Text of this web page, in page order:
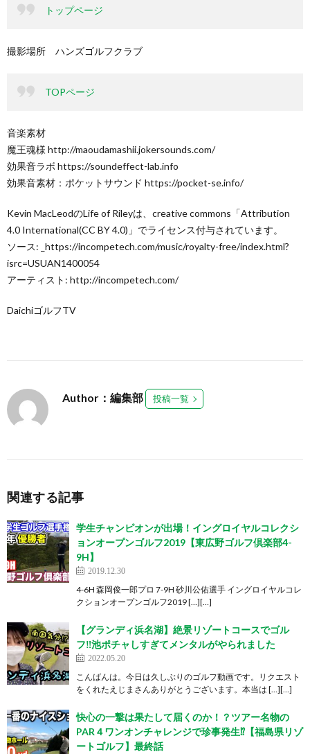
トップページ
撮影場所 ハンズゴルフクラブ
TOPページ
音楽素材
魔王魂様 http://maoudamashii.jokersounds.com/
効果音ラボ https://soundeffect-lab.info
効果音素材：ポケットサウンド https://pocket-se.info/
Kevin MacLeodのLife of Rileyは、creative commons「Attribution
4.0 International(CC BY 4.0)」でライセンス付与されています。
ソース: _https://incompetech.com/music/royalty-free/index.html?
isrc=USUAN1400054
アーティスト: http://incompetech.com/
DaichiゴルフTV
Author：編集部 投稿一覧
関連する記事
学生チャンピオンが出場！イングロイヤルコレクシ
ョンオープンゴルフ2019【東広野ゴルフ倶楽部4-
9H】
2019.12.30
4-6H 森岡俊一郎プロ 7-9H 砂川公佑選手 イングロイヤルコレ
クションオープンゴルフ2019 […][…]
【グランディ浜名湖】絶景リゾートコースでゴル
フ‼︎池ポチャしすぎてメンタルがやられました
2022.05.20
こんばんは。今日は久しぶりのゴルフ動画です。リクエスト
をくれたえじまさんありがとうございます。本当は […][…]
快心の一撃は果たして届くのか！？ツアー名物の
PAR４ワンオンチャレンジで珍事発生⁉︎【福島県リゾ
ートゴルフ】最終話